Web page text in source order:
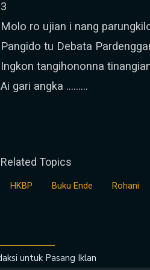
3
Molo ro ujian i nang
Pangido tu Debata
Ingkon tangihononna
Ai gari angka ………
Related Topics
HKBP Buku Ende Rohani
untuk Pasang Iklan